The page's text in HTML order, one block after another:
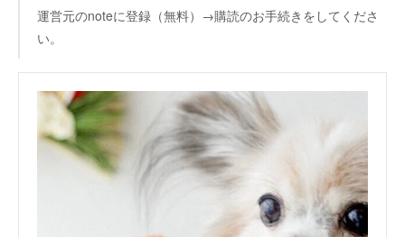
運営元のnoteに登録（無料）→購読のお手続きをしてくださ
い。